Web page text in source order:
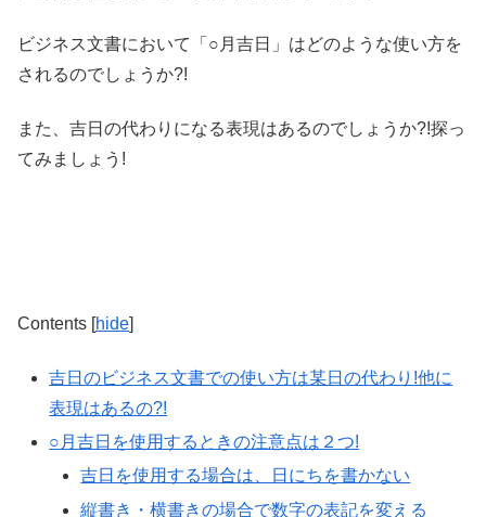
ビジネス文書において「○月吉日」はどのような使い方を
されるのでしょうか?!
また、吉日の代わりになる表現はあるのでしょうか?!探っ
てみましょう!
Contents [hide]
吉日のビジネス文書での使い方は某日の代わり!他に
表現はあるの?!
○月吉日を使用するときの注意点は２つ!
吉日を使用する場合は、日にちを書かない
縦書き・横書きの場合で数字の表記を変える